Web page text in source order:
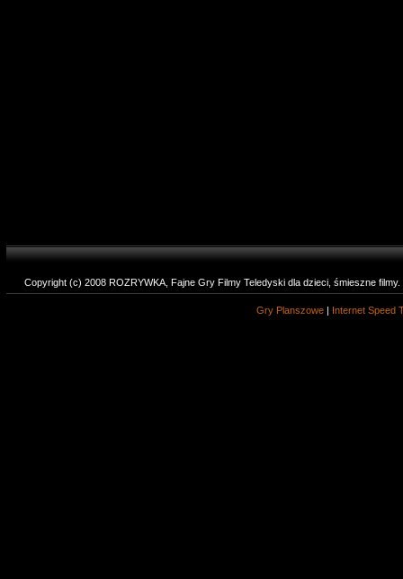
Copyright (c) 2008 ROZRYWKA, Fajne Gry Filmy Teledyski dla dzieci, śmieszne
Gry Planszowe | Internet Speed